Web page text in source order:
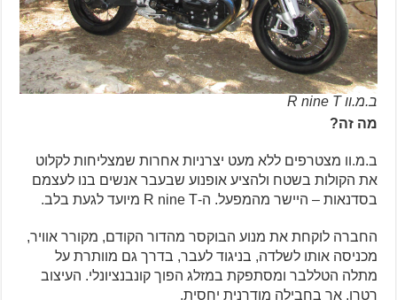
ב.מ.וו R nine T
מה זה?
ב.מ.וו מצטרפים ללא מעט יצרניות אחרות שמצליחות לקלוט
את הקולות בשטח ולהציע אופנוע שבעבר אנשים בנו לעצמם
בסדנאות – היישר מהמפעל. ה-R nine T מיועד לגעת בלב.
החברה לוקחת את מנוע הבוקסר מהדור הקודם, מקורר אוויר,
מכניסה אותו לשלדה, בניגוד לעבר, בדרך גם מוותרת על
מתלה הטללבר ומסתפקת במזלג הפוך קונבנציונלי. העיצוב
רטרו, אך בחבילה מודרנית יחסית.